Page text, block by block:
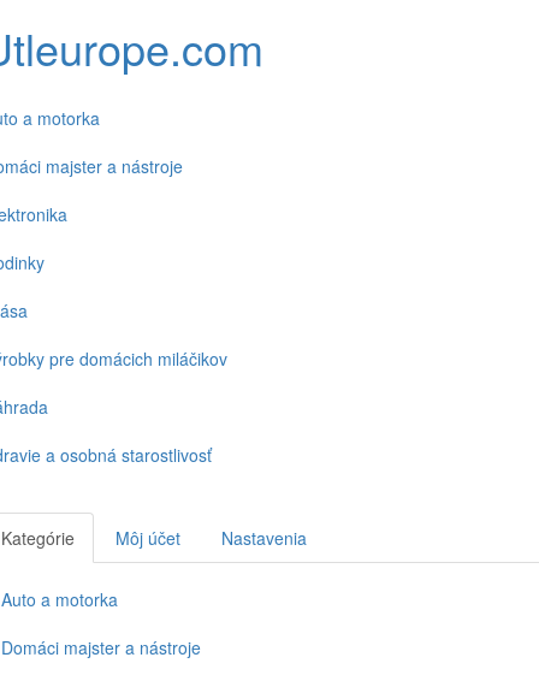
a motorka
majster a nástroje
pre domácich miláčikov
a osobná starostlivosť
Kategórie Môj účet Nastavenia
Auto a motorka
Domáci majster a nástroje